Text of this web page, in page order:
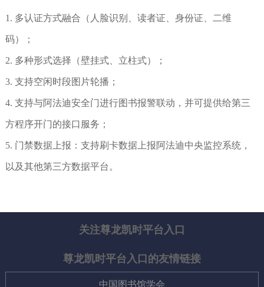
1. 多认证方式融合（人脸识别、读者证、身份证、二维
码）；
2. 多种形式选择（壁挂式、立柱式）；
3. 支持空闲时段图片轮播；
4. 支持与阿法迪安全门进行图书报警联动，并可提供给第三
方程序开门的接口服务；
5. 门禁数据上报：支持刷卡数据上报阿法迪中央监控系统，
以及其他第三方数据平台。
关注尊龙凯时平台入口
尊龙凯时平台入口的友情链接
中国图书馆学会